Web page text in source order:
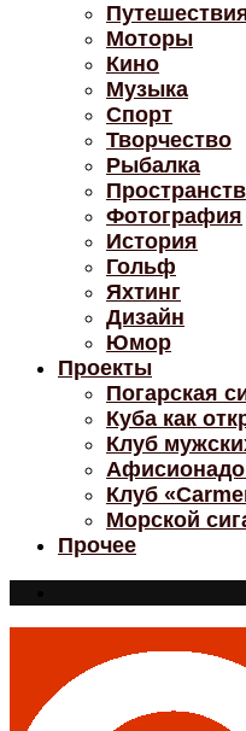
Моторы
Кино
Музыка
Спорт
Творчество
Рыбалка
Фотография
История
Гольф
Яхтинг
Дизайн
Юмор
Проекты
Погарская
Куба как
Клуб
Афисионадо
Клуб
Морской
Прочее